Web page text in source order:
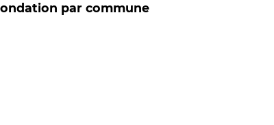
par commune